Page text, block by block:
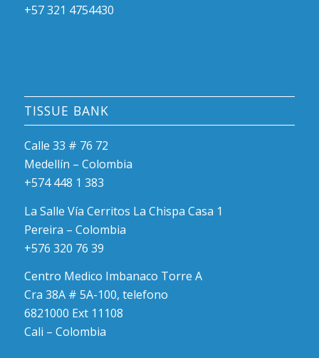
+57 321 4754430
TISSUE BANK
Calle 33 # 76 72
Medellín – Colombia
+574 448 1 383
La Salle Vía Cerritos La Chispa Casa 1
Pereira – Colombia
+576 320 76 39
Centro Medico Imbanaco Torre A
Cra 38A # 5A-100, telefono
6821000 Ext 11108
Cali – Colombia